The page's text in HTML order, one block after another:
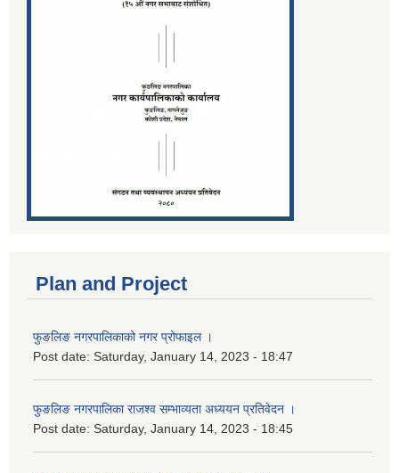
Plan and Project
फुङलिङ नगरपालिकाको नगर प्रोफाइल ।
Post date: Saturday, January 14, 2023 - 18:47
फुङलिङ नगरपालिका राजश्व सम्भाव्यता अध्ययन प्रतिवेदन ।
Post date: Saturday, January 14, 2023 - 18:45